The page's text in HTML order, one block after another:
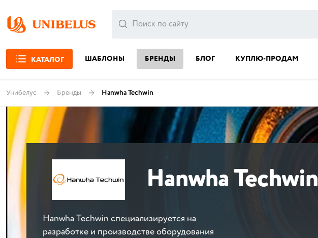
КАТАЛОГ ШАБЛОНЫ БРЕНДЫ БЛОГ КУПЛЮ-ПРОДАМ
Унибелус Бренды Hanwha Techwin
Hanwha Techwin
Hanwha Techwin специализируется на
разработке и производстве оборудования